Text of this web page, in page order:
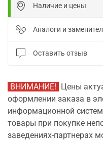
Наличие и цены
Аналоги и
Оставить отзыв
ВНИМАНИЕ! Цены
оформлении заказа в
информационной
товары при покупке
заведениях-партнерах